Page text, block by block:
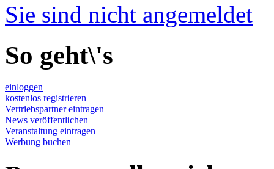
Sie sind nicht angemeldet
So geht\'s
einloggen
kostenlos registrieren
Vertriebspartner eintragen
News veröffentlichen
Veranstaltung eintragen
Werbung buchen